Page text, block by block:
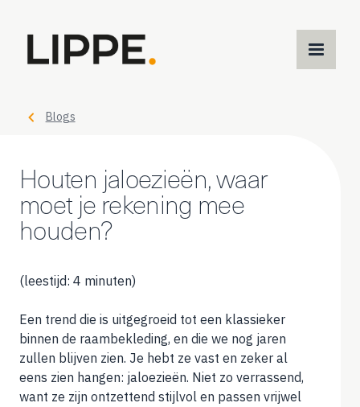
Blogs
Houten jaloezieën, waar
moet je rekening mee
houden?
(leestijd: 4 minuten)
Een trend die is uitgegroeid tot een klassieker
binnen de raambekleding, en die we nog jaren
zullen blijven zien. Je hebt ze vast en zeker al
eens zien hangen: jaloezieën. Niet zo verrassend,
want ze zijn ontzettend stijlvol en passen vrijwel